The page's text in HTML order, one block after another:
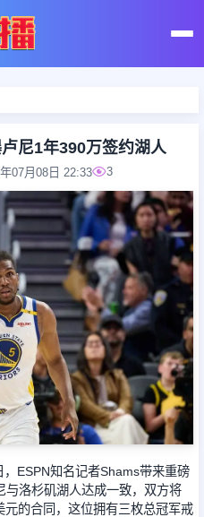
尼1年390万签约湖人
07月08日 22:33 3
ESPN知名记者Shams带来重磅
与洛杉矶湖人达成一致，双方将
的合同，这位拥有三枚总冠军戒